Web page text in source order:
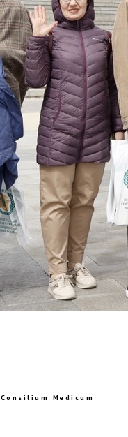
Consilium Medicum